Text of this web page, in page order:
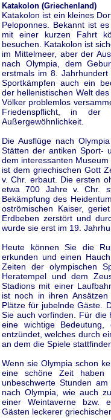
Katakolon (Griechenland)
Katakolon ist ein kleines
Peloponnes. Bekannt ist
mit einer kurzen Fahrt
besuchen. Katakolon ist
im Mittelmeer, aber der
nach Olympia, dem
erstmals im 8.
Sportkämpfen auch ein
der hellenistischen Welt
Völker problemlos
Friedenspflicht, in der
Außergewöhnlichkeit.
Die Ausflüge nach
Stätten der antiken Sport-
dem interessanten
ist dem griechischen Gott
v. Chr. erbaut. Die ersten
etwa 700 Jahre v. Chr.
Bekämpfung des
oströmischen Kaiser,
Erdbeben zerstört und
wurde sie erst im 19.
Heute können Sie die
erkunden und einen
Zeiten der olympischen
Heratempel und dem
Stadions mit einer
ist noch in ihren
Plätze für jubelnde Gäste.
Sie auch vorfinden. Für die
eine wichtige
entzündet, welches durch
an dem die Spiele
Wenn sie Olympia schon
eine schöne Zeit haben
unbeschwerte Stunden
nach Olympia, wie auch
einer Weintaverne bzw.
Gästen leckerer